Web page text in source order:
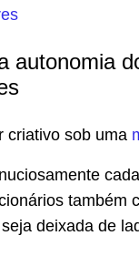
autonomia
criativo sob uma
também
deixada de